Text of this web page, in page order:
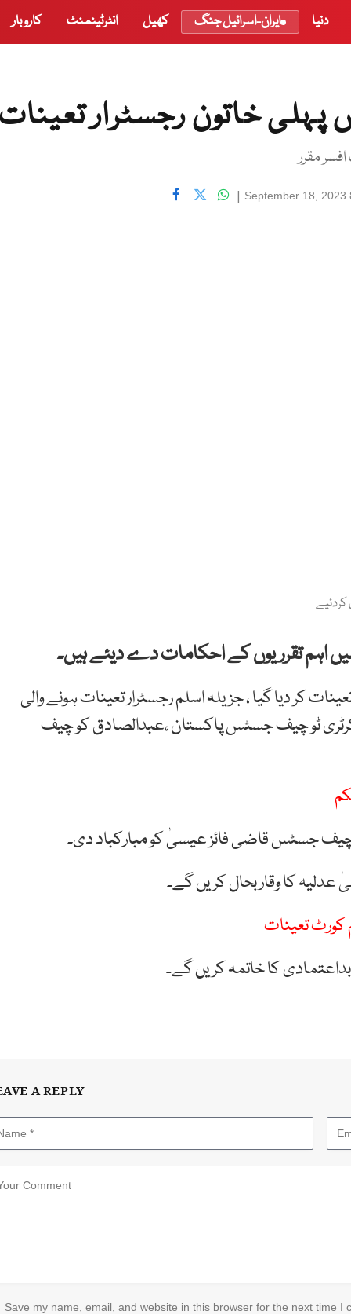
دنیا ایران-اسرائیل جنگ کھیل انٹرٹینمنٹ کاروبار
خاتون رجسٹرار
مقرر
September 18, 2023
|
تقرریوں کے احکامات دے دیئے ہیں۔
کر دیا گیا ، جزیلہ اسلم رجسٹرار تعینات ہونے والی
ٹو چیف جسٹس پاکستان ،عبدالصادق کو چیف
جسٹس قاضی فائز عیسیٰ کو مبارکباد دی۔
کا وقار بحال کریں گے۔
کورٹ تعینات
کا خاتمہ کریں گے۔
A REPLY
Save my name, email, and website in this browser for the next time I